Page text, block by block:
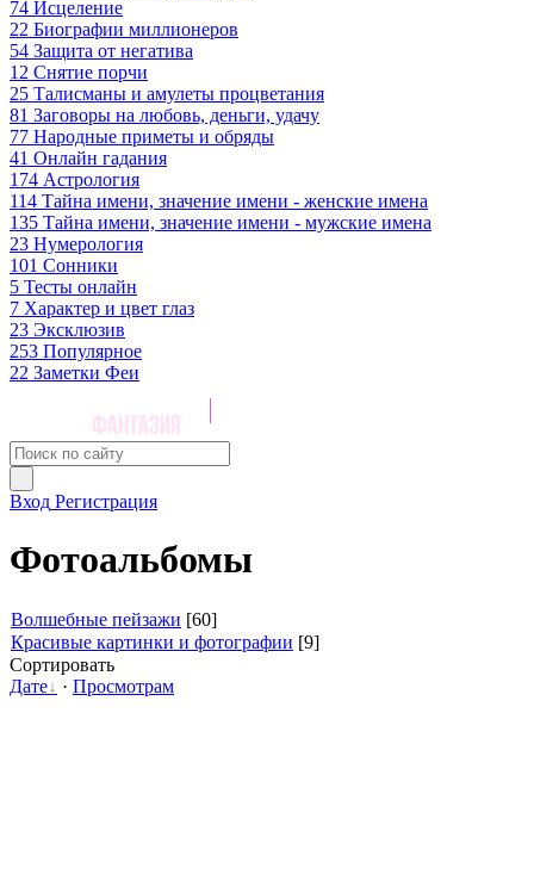
74 Исцеление
22 Биографии миллионеров
54 Защита от негатива
12 Снятие порчи
25 Талисманы и амулеты процветания
81 Заговоры на любовь, деньги, удачу
77 Народные приметы и обряды
41 Онлайн гадания
174 Астрология
114 Тайна имени, значение имени - женские имена
135 Тайна имени, значение имени - мужские имена
23 Нумерология
101 Сонники
5 Тесты онлайн
7 Характер и цвет глаз
23 Эксклюзив
253 Популярное
22 Заметки Феи
Вход Регистрация
Фотоальбомы
Волшебные пейзажи [60]
Красивые картинки и фотографии [9]
Сортировать
Дате
· Просмотрам